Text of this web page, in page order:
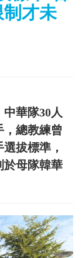
才未
華隊30人
，總教練曾
拔標準，
於母隊韓華